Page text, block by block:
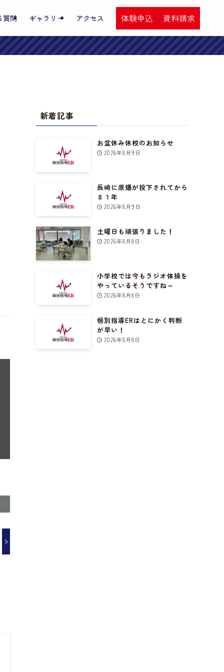
質問 ギャラリー アクセス 体験申込 資料請求
新着記事
お盆休み休校のお知らせ
2026年8月9日
長崎に原爆が投下されてから
８１年
2026年8月9日
土曜日も頑張りました！
2026年8月8日
小学校では今もラジオ体操を
やっているそうですね～
2026年8月8日
個別指導ERはとにかく判断
が早い！
2026年8月8日